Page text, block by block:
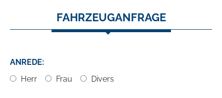
FAHRZEUGANFRAGE
ANREDE:
Herr
Frau Divers